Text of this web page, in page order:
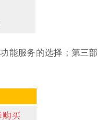
能服务的选择；第三部